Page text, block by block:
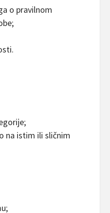
o pravilnom
na istim ili sličnim